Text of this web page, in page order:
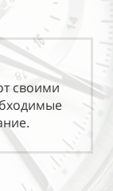
своими